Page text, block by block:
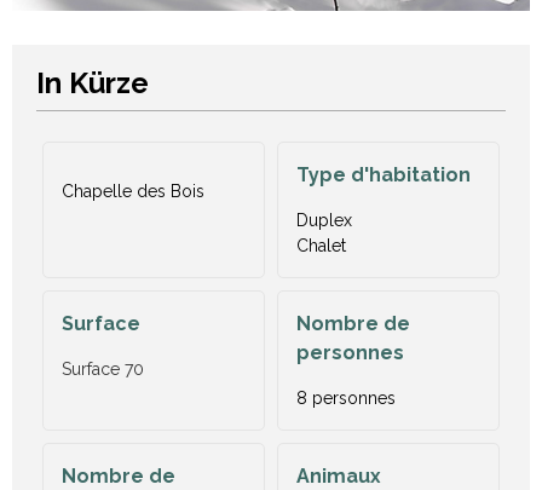
In Kürze
Chapelle des Bois
Type d'habitation
Duplex
Chalet
Surface
Surface 70
Nombre de
personnes
8 personnes
Nombre de
Animaux